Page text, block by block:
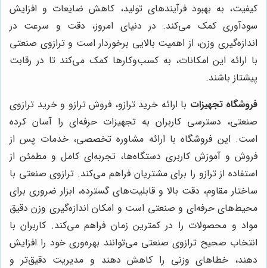
کیفیت، به بهبود فرآیندهای تولید، کاهش ضایعات و افزایش
سودآوری کمک می‌کند. در دنیای امروز، دقت و سرعت در
اندازه‌گیری وزن، از اهمیت بالایی برخوردار است و ترازوی صنعتی
با ارائه این امکانات، به کسب‌وکارها کمک می‌کند تا در رقابت
پیشتاز باشند.
فروشگاه تجهیزات با ارائه خرید ترازو، فروش ترازو و خرید ترازوی
صنعتی، دسترسی کاربران به تجهیزات حرفه‌ای را آسان کرده
است. این فروشگاه با ارائه مشاوره تخصصی، خدمات پس از
فروش و آموزش کاربری دستگاه‌ها، تجربه‌ای کامل و مطمئن از
استفاده از ترازو را برای مشتریان فراهم می‌کند. ترازوی صنعتی با
ساختار مقاوم، دقت بالا و قابلیت‌های گسترده، ابزار ضروری برای
محیط‌های حرفه‌ای و صنعتی است و امکان اندازه‌گیری وزن دقیق
مواد و محصولات را در کمترین زمان فراهم می‌کند. کاربران با
انتخاب صحیح ترازوی صنعتی می‌توانند بهره‌وری خود را افزایش
دهند، خطاهای وزنی را کاهش دهند و مدیریت دقیق‌تر و